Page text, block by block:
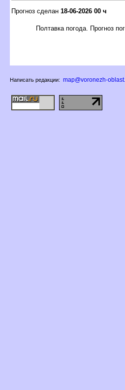
Прогноз сделан 18-06-2026 00 ч
Полтавка погода. Прогноз
Написать редакции: map@voronezh-